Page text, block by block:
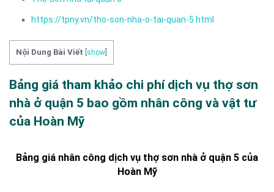
https://tpny.vn/tho-son-nha-o-tai-quan-5.html
Nội Dung Bài Viết show
Bảng giá tham khảo chi phí dịch vụ thợ sơn
nhà ở quận 5 bao gồm nhân công và vật tư
của Hoàn Mỹ
Bảng giá nhân công dịch vụ thợ sơn nhà ở quận 5 của
Hoàn Mỹ